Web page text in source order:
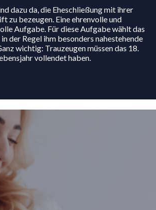
dazu da, die Eheschließung mit ihrer
zu bezeugen. Eine ehrenvolle und
Aufgabe. Für diese Aufgabe wählt das
der Regel ihm besonders nahestehende
wichtig: Trauzeugen müssen das 18.
vollendet haben.